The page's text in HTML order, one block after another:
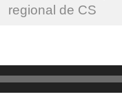
regional de CS